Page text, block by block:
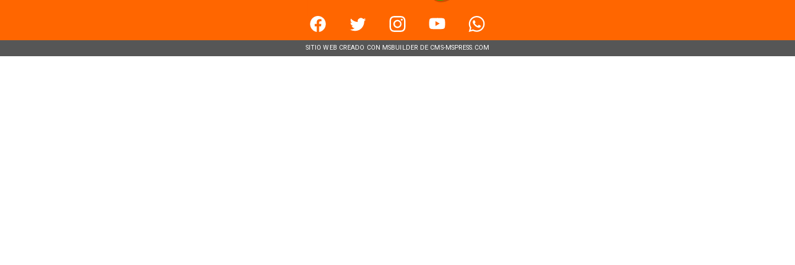
SITIO WEB CREADO CON MSBUILDER DE CMS-MSPRESS.COM